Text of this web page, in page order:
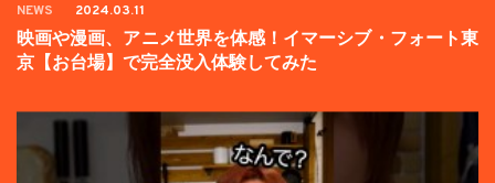
NEWS 2024.03.11
映画や漫画、アニメ世界を体感！イマーシブ・フォート東
京【お台場】で完全没入体験してみた